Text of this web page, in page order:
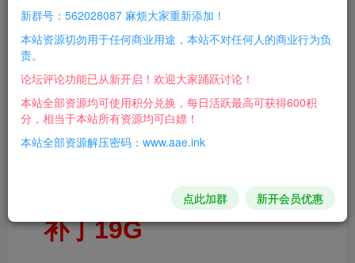
游戏介绍：
五大副职业，三大隐藏职
补丁19G
新群号：562028087 麻烦大家重新添加！
本站资源切勿用于任何商业用途，本站不对任何人的商业行为负
责。
论坛评论功能已从新开启！欢迎大家踊跃讨论！
本站全部资源均可使用积分兑换，每日活跃最高可获得600积
分，相当于本站所有资源均可白嫖！
本站全部资源解压密码：www.aae.ink
点此加群 新开会员优惠